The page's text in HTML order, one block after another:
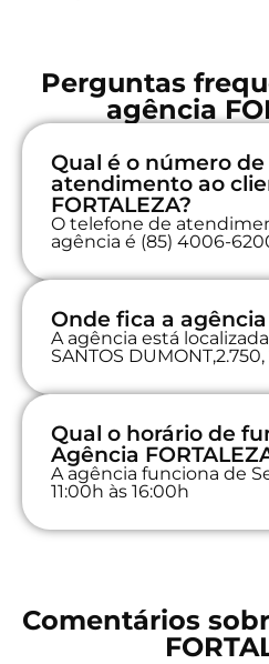
Perguntas
agência
Qual é o número
atendimento ao
FORTALEZA?
O telefone de
agência é (85) 4006-
Onde fica a agência
A agência está
SANTOS
Qual o horário de
Agência
A agência funciona de
11:00h às 16:00h
Comentários